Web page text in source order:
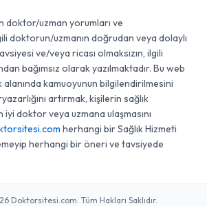
doktor/uzman yorumları ve
doktorun/uzmanın doğrudan veya dolaylı
ve/veya ricası olmaksızın, ilgili
bağımsız olarak yazılmaktadır. Bu web
alanında kamuoyunun bilgilendirilmesini
artırmak, kişilerin sağlık
iyi doktor veya uzmana ulaşmasını
herhangi bir Sağlık Hizmeti
herhangi bir öneri ve tavsiyede
Doktorsitesi.com. Tüm Hakları Saklıdır.